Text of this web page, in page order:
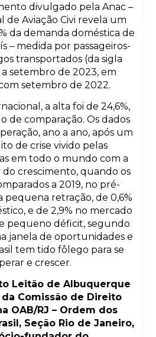
divulgado pela Anac –
de Aviação Civi revela um
da demanda doméstica de
– medida por passageiros-
transportados (da sigla
a setembro de 2023, em
setembro de 2022.
a alta foi de 24,6%,
de comparação. Os dados
ano a ano, após um
de crise vivido pelas
em todo o mundo com a
do crescimento, quando os
a 2019, no pré-
pequena retração, de 0,6%
e de 2,9% no mercado
pequeno déficit, segundo
janela de oportunidades e
tem tido fôlego para se
e crescer.
Leitão de Albuquerque
Comissão de Direito
OAB/RJ – Ordem dos
Seção Rio de Janeiro,